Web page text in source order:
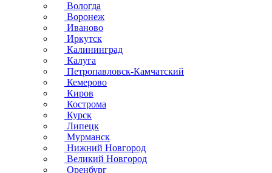
Вологда
Воронеж
Иваново
Иркутск
Калининград
Калуга
Петропавловск-Камчатский
Кемерово
Киров
Кострома
Курск
Липецк
Мурманск
Нижний Новгород
Великий Новгород
Оренбург